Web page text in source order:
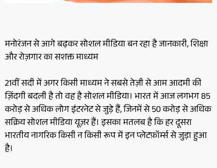
मनोरंजन से आगे बढ़कर सोशल मीडिया बन रहा है जानकारी, शिक्षा
और रोज़गार का सशक्त माध्यम
21वीं सदी में अगर किसी माध्यम ने सबसे तेज़ी से आम आदमी की
ज़िंदगी बदली है तो वह है सोशल मीडिया। भारत में आज लगभग 85
करोड़ से अधिक लोग इंटरनेट से जुड़े हैं, जिनमें से 50 करोड़ से अधिक
सक्रिय सोशल मीडिया यूज़र हैं। इसका मतलब है कि हर दूसरा
भारतीय नागरिक किसी न किसी रूप में इन प्लेटफ़ॉर्म्स से जुड़ा हुआ
है।